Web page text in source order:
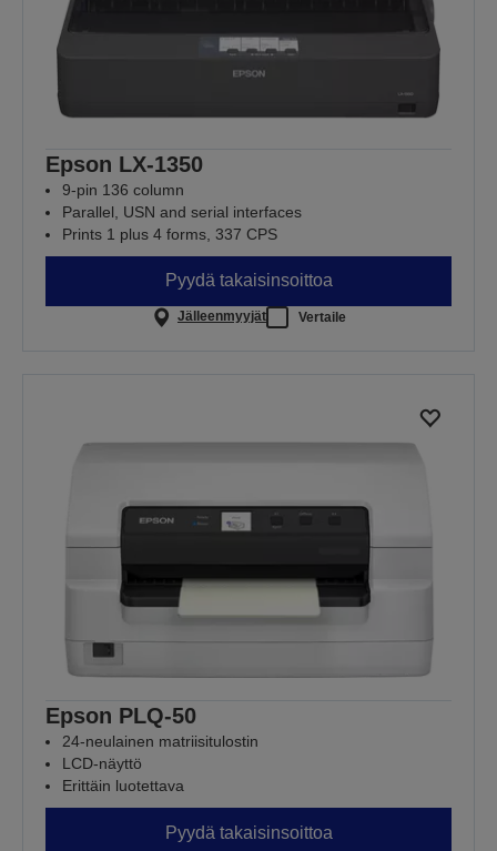
Epson LX-1350
9-pin 136 column
Parallel, USN and serial interfaces
Prints 1 plus 4 forms, 337 CPS
Pyydä takaisinsoittoa
Jälleenmyyjät Vertaile
Epson PLQ-50
24-neulainen matriisitulostin
LCD-näyttö
Erittäin luotettava
Pyydä takaisinsoittoa